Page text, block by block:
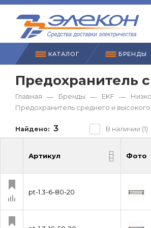
КАТАЛОГ БРЕНДЫ
Предохранитель
Главная — Бренды — EKF —
Предохранитель среднего и
Найдено: 3 В наличии (1)
Артикул Фото
Артикул Фото
pt-1.3-6-80-20